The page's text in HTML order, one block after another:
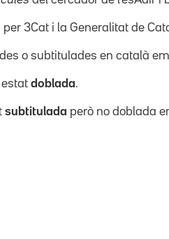
3Cat i la Generalitat de
o subtitulades en català
estat doblada.
subtitulada però no doblada